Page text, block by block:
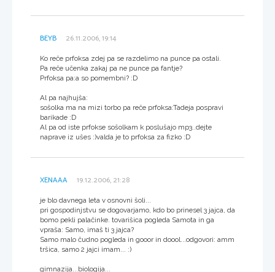
BEYB 26.11.2006, 19:14
Ko reče prfoksa zdej pa se razdelimo na punce pa ostali.
Pa reče učenka zakaj pa ne punce pa fantje?
Prfoksa pa:a so pomembni? :D
Al pa najhujša:
sošolka ma na mizi torbo pa reče prfoksa:Tadeja pospravi
barikade :D
Al pa od iste prfokse sošolkam k poslušajo mp3..dejte
naprave iz ušes :)valda je to prfoksa za fizko :D
XENAAA 19.12.2006, 21:28
je blo davnega leta v osnovni šoli...
pri gospodinjstvu se dogovarjamo, kdo bo prinesel 3 jajca, da
bomo pekli palačinke. tovarišica pogleda Samota in ga
vpraša: Samo, imaš ti 3 jajca?
Samo malo čudno pogleda in gooor in doool...odgovori: amm
tršica, samo 2 jajci imam... :)
gimnazija...biologija...